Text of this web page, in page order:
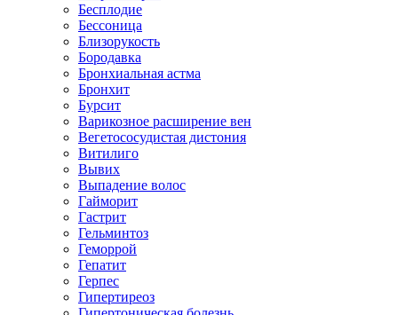
Бесплодие
Бессоница
Близорукость
Бородавка
Бронхиальная астма
Бронхит
Бурсит
Варикозное расширение вен
Вегетососудистая дистония
Витилиго
Вывих
Выпадение волос
Гайморит
Гастрит
Гельминтоз
Геморрой
Гепатит
Герпес
Гипертиреоз